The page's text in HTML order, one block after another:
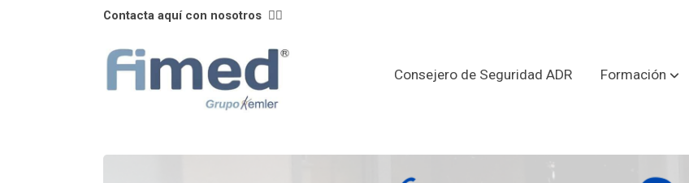
Contacta aquí con nosotros 👈🏼
Consejero de Seguridad ADR Formación